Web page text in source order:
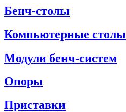
Бенч-столы
Компьютерные столы
Модули бенч-систем
Опоры
Приставки